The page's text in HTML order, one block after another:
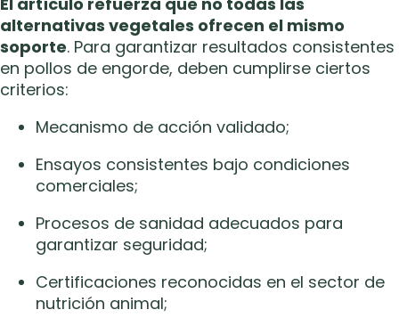
alternativas vegetales ofrecen el mismo
soporte. Para garantizar resultados consistentes
en pollos de engorde, deben cumplirse ciertos
criterios:
Mecanismo de acción validado;
Ensayos consistentes bajo condiciones
comerciales;
Procesos de sanidad adecuados para
garantizar seguridad;
Certificaciones reconocidas en el sector de
nutrición animal;